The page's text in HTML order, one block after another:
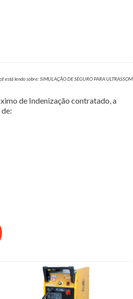
está lendo sobre: SIMULAÇÃO DE SEGURO PARA ULTRASSOM
de Indenização contratado, a